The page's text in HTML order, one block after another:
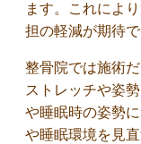
ます。これによ
担の軽減が期待で
整骨院では施術
ストレッチや姿
や睡眠時の姿勢
や睡眠環境を見